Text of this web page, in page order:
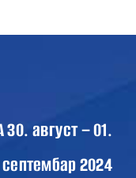
август – 01.
септембар 2024